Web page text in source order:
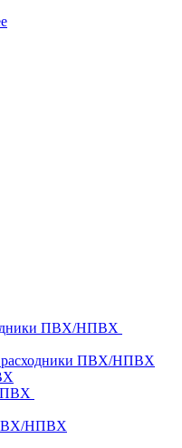
ПВХ/НПВХ
расходники ПВХ/НПВХ
НПВХ